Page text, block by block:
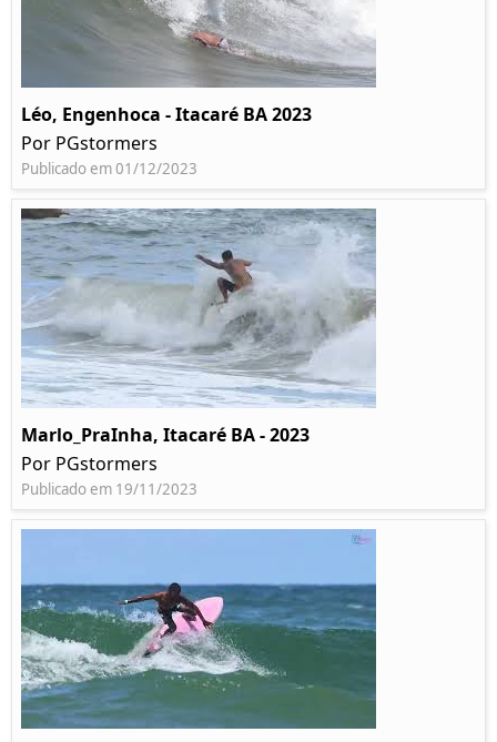
Léo, Engenhoca - Itacaré BA 2023
Por PGstormers
Publicado em 01/12/2023
Marlo_PraInha, Itacaré BA - 2023
Por PGstormers
Publicado em 19/11/2023